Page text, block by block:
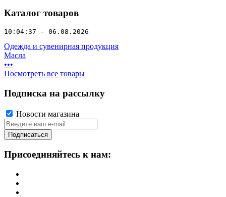
Каталог товаров
10:04:37 - 06.08.2026
Одежда и сувенирная продукция
Масла
•••
Посмотреть все товары
Подписка на рассылку
Новости магазина
Подписаться
Присоединяйтесь к нам: